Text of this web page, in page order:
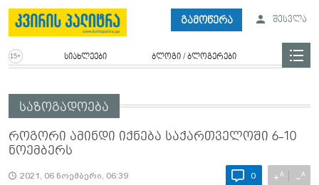
გამოწერა შესვლა
სიახლეები ბლოგი / ბლოგერები
საზოგადოება
როგორი ამინდი იქნება საქართველოში 6-10
ნოემბერს
2021, 06 ნოემბერი, 06:39 0 +A −A